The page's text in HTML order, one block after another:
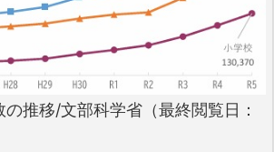
推移/文部科学省（最終閲覧日：